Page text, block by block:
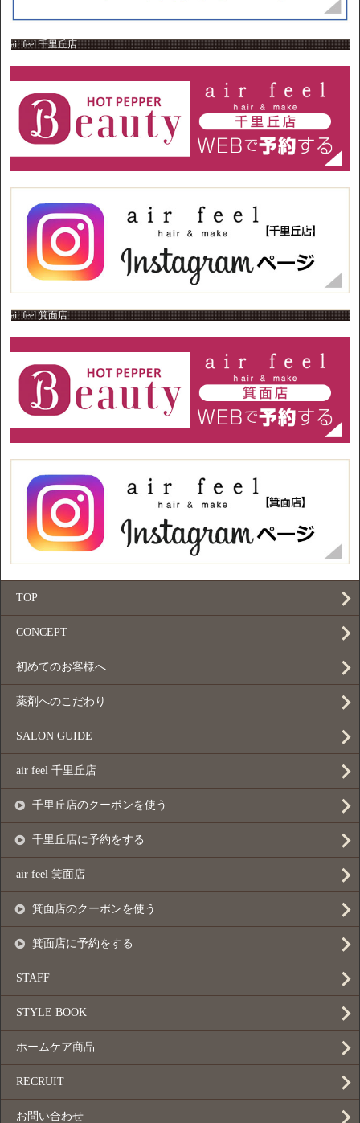
air feel 千里丘店
air feel 箕面店
TOP
CONCEPT
初めてのお客様へ
薬剤へのこだわり
SALON GUIDE
air feel 千里丘店
千里丘店のクーポンを使う
千里丘店に予約をする
air feel 箕面店
箕面店のクーポンを使う
箕面店に予約をする
STAFF
STYLE BOOK
ホームケア商品
RECRUIT
お問い合わせ